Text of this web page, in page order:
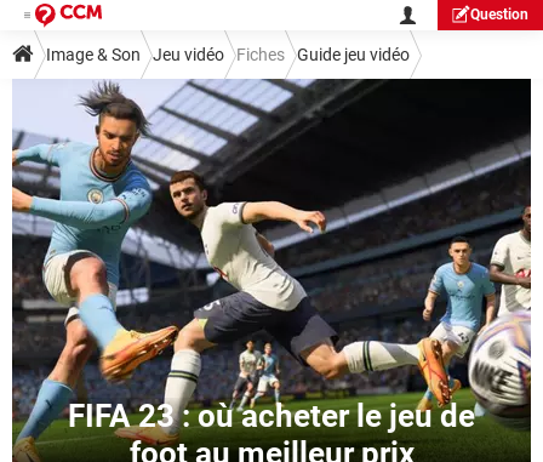
Question
Image & Son Jeu vidéo Fiches Guide jeu vidéo
FIFA 23 : où acheter le jeu de
foot au meilleur prix